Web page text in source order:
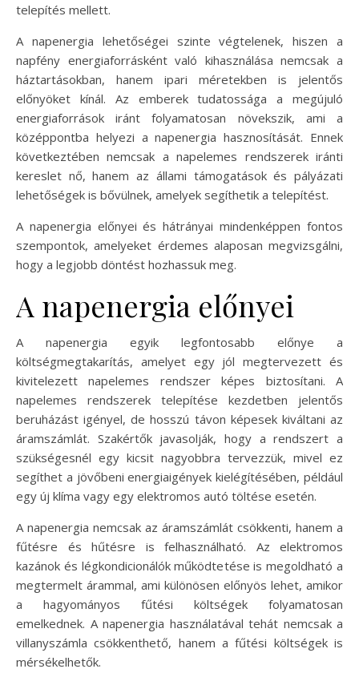
telepítés mellett.
A napenergia lehetőségei szinte végtelenek, hiszen a
napfény energiaforrásként való kihasználása nemcsak a
háztartásokban, hanem ipari méretekben is jelentős
előnyöket kínál. Az emberek tudatossága a megújuló
energiaforrások iránt folyamatosan növekszik, ami a
középpontba helyezi a napenergia hasznosítását. Ennek
következtében nemcsak a napelemes rendszerek iránti
kereslet nő, hanem az állami támogatások és pályázati
lehetőségek is bővülnek, amelyek segíthetik a telepítést.
A napenergia előnyei és hátrányai mindenképpen fontos
szempontok, amelyeket érdemes alaposan megvizsgálni,
hogy a legjobb döntést hozhassuk meg.
A napenergia előnyei
A napenergia egyik legfontosabb előnye a
költségmegtakarítás, amelyet egy jól megtervezett és
kivitelezett napelemes rendszer képes biztosítani. A
napelemes rendszerek telepítése kezdetben jelentős
beruházást igényel, de hosszú távon képesek kiváltani az
áramszámlát. Szakértők javasolják, hogy a rendszert a
szükségesnél egy kicsit nagyobbra tervezzük, mivel ez
segíthet a jövőbeni energiaigények kielégítésében, például
egy új klíma vagy egy elektromos autó töltése esetén.
A napenergia nemcsak az áramszámlát csökkenti, hanem a
fűtésre és hűtésre is felhasználható. Az elektromos
kazánok és légkondicionálók működtetése is megoldható a
megtermelt árammal, ami különösen előnyös lehet, amikor
a hagyományos fűtési költségek folyamatosan
emelkednek. A napenergia használatával tehát nemcsak a
villanyszámla csökkenthető, hanem a fűtési költségek is
mérsékelhetők.